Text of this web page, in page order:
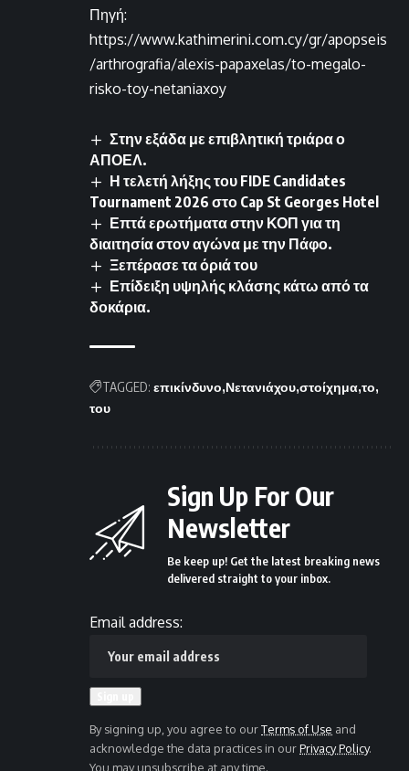
Πηγή:
https://www.kathimerini.com.cy/gr/apopseis
/arthrografia/alexis-papaxelas/to-megalo-
risko-toy-netaniaxoy
Στην εξάδα με επιβλητική τριάρα ο
ΑΠΟΕΛ.
Η τελετή λήξης του FIDE Candidates
Tournament 2026 στο Cap St Georges Hotel
Επτά ερωτήματα στην ΚΟΠ για τη
διαιτησία στον αγώνα με την Πάφο.
Ξεπέρασε τα όριά του
Επίδειξη υψηλής κλάσης κάτω από τα
δοκάρια.
TAGGED: επικίνδυνο Νετανιάχου στοίχημα το
του
Sign Up For Our
Newsletter
Be keep up! Get the latest breaking news
delivered straight to your inbox.
Email address:
By signing up, you agree to ourTerms of Use and
acknowledge the data practices in ourPrivacy Policy.
You may unsubscribe at any time.